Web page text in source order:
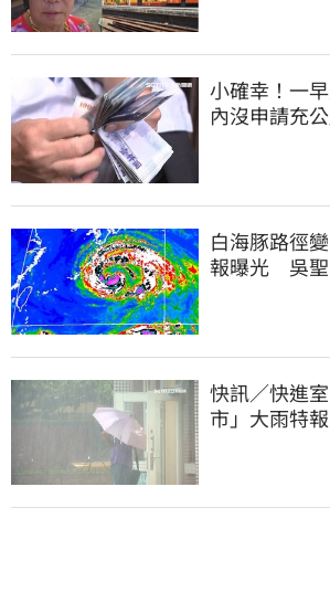
小確幸！一
內沒申請充
白海豚路徑
報曝光 吳聖
快訊／快進
市」大雨特